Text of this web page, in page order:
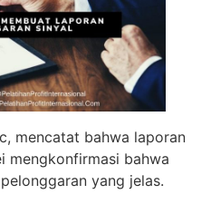
mencatat bahwa laporan
mengkonfirmasi bahwa
yang jelas.